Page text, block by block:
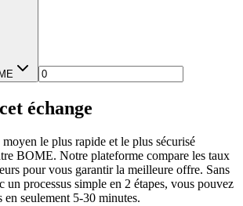
échange
le plus rapide et le plus sécurisé
BOME. Notre plateforme compare les taux
pour vous garantir la meilleure offre. Sans
un processus simple en 2 étapes, vous pouvez
en seulement 5-30 minutes.